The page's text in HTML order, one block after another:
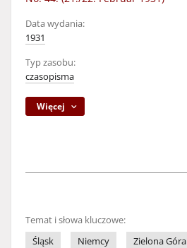
Data wydania:
1931
Typ zasobu:
czasopisma
Więcej
Temat i słowa kluczowe:
Śląsk
Niemcy Zielona Góra